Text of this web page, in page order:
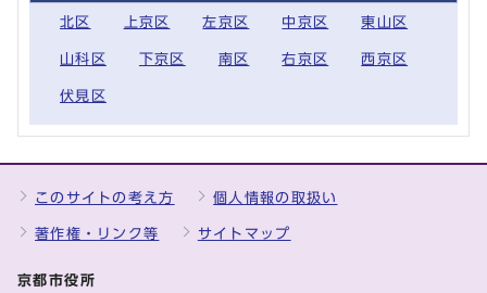
北区 上京区 左京区 中京区 東山区
山科区 下京区 南区 右京区 西京区
伏見区
このサイトの考え方 個人情報の取扱い
著作権・リンク等 サイトマップ
京都市役所